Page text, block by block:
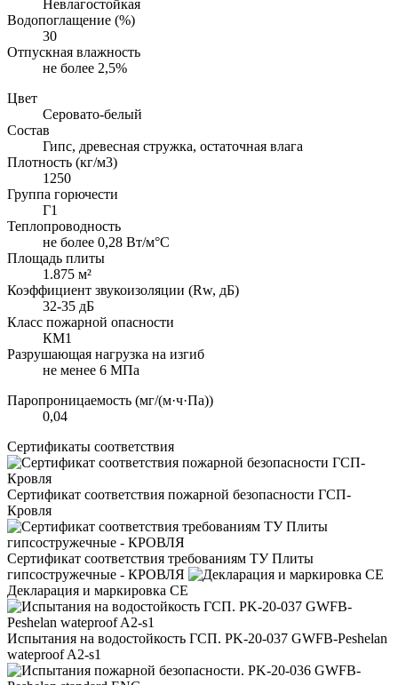
Невлагостойкая
Водопоглащение (%)
30
Отпускная влажность
не более 2,5%
Цвет
Серовато-белый
Состав
Гипс, древесная стружка, остаточная влага
Плотность (кг/м3)
1250
Группа горючести
Г1
Теплопроводность
не более 0,28 Вт/м°С
Площадь плиты
1.875 м²
Коэффициент звукоизоляции (Rw, дБ)
32-35 дБ
Класс пожарной опасности
КМ1
Разрушающая нагрузка на изгиб
не менее 6 МПа
Паропроницаемость (мг/(м·ч·Па))
0,04
Сертификаты соответствия
Сертификат соответствия пожарной безопасности ГСП-
Кровля
Сертификат соответствия требованиям ТУ Плиты
гипсостружечные - КРОВЛЯ
Декларация и маркировка CE
Испытания на водостойкость ГСП. PK-20-037 GWFB-Peshelan
wateproof A2-s1